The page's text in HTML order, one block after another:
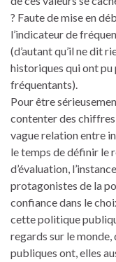
? Faute de mise en
l’indicateur de
(d’autant qu’il ne dit
historiques qui ont pu
fréquentants).
Pour être
contenter des chiffres
vague relation entre
le temps de définir le
d’évaluation,
protagonistes de la
confiance dans le
cette politique
regards sur le monde,
publiques ont, elles